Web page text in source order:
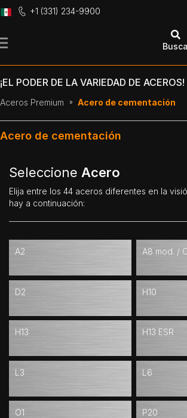
+1 (331) 234-9900
al
¡EL PODER DE LA VARIEDAD DE ACEROS!
Aceros Premium Acero de cementación
Acero de cementación
Seleccione Acero
Elija entre los 44 aceros diferentes en la
hay a continuación:
A2 A8 mod. /
D2 H10
H13 H13 ESR
L3 L6
O1 P20